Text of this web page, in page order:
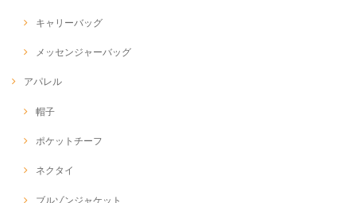
キャリーバッグ
メッセンジャーバッグ
アパレル
帽子
ポケットチーフ
ネクタイ
ブルゾンジャケット